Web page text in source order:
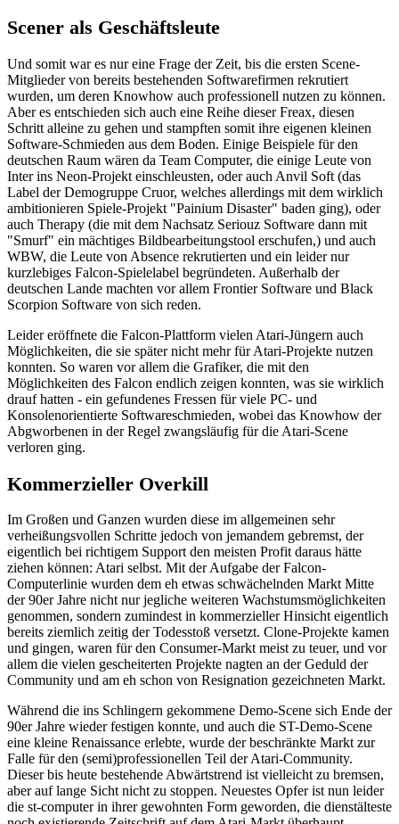
Scener als Geschäftsleute
Und somit war es nur eine Frage der Zeit, bis die ersten Scene-
Mitglieder von bereits bestehenden Softwarefirmen rekrutiert
wurden, um deren Knowhow auch professionell nutzen zu können.
Aber es entschieden sich auch eine Reihe dieser Freax, diesen
Schritt alleine zu gehen und stampften somit ihre eigenen kleinen
Software-Schmieden aus dem Boden. Einige Beispiele für den
deutschen Raum wären da Team Computer, die einige Leute von
Inter ins Neon-Projekt einschleusten, oder auch Anvil Soft (das
Label der Demogruppe Cruor, welches allerdings mit dem wirklich
ambitionieren Spiele-Projekt "Painium Disaster" baden ging), oder
auch Therapy (die mit dem Nachsatz Seriouz Software dann mit
"Smurf" ein mächtiges Bildbearbeitungstool erschufen,) und auch
WBW, die Leute von Absence rekrutierten und ein leider nur
kurzlebiges Falcon-Spielelabel begründeten. Außerhalb der
deutschen Lande machten vor allem Frontier Software und Black
Scorpion Software von sich reden.
Leider eröffnete die Falcon-Plattform vielen Atari-Jüngern auch
Möglichkeiten, die sie später nicht mehr für Atari-Projekte nutzen
konnten. So waren vor allem die Grafiker, die mit den
Möglichkeiten des Falcon endlich zeigen konnten, was sie wirklich
drauf hatten - ein gefundenes Fressen für viele PC- und
Konsolenorientierte Softwareschmieden, wobei das Knowhow der
Abgworbenen in der Regel zwangsläufig für die Atari-Scene
verloren ging.
Kommerzieller Overkill
Im Großen und Ganzen wurden diese im allgemeinen sehr
verheißungsvollen Schritte jedoch von jemandem gebremst, der
eigentlich bei richtigem Support den meisten Profit daraus hätte
ziehen können: Atari selbst. Mit der Aufgabe der Falcon-
Computerlinie wurden dem eh etwas schwächelnden Markt Mitte
der 90er Jahre nicht nur jegliche weiteren Wachstumsmöglichkeiten
genommen, sondern zumindest in kommerzieller Hinsicht eigentlich
bereits ziemlich zeitig der Todesstoß versetzt. Clone-Projekte kamen
und gingen, waren für den Consumer-Markt meist zu teuer, und vor
allem die vielen gescheiterten Projekte nagten an der Geduld der
Community und am eh schon von Resignation gezeichneten Markt.
Während die ins Schlingern gekommene Demo-Scene sich Ende der
90er Jahre wieder festigen konnte, und auch die ST-Demo-Scene
eine kleine Renaissance erlebte, wurde der beschränkte Markt zur
Falle für den (semi)professionellen Teil der Atari-Community.
Dieser bis heute bestehende Abwärtstrend ist vielleicht zu bremsen,
aber auf lange Sicht nicht zu stoppen. Neuestes Opfer ist nun leider
die st-computer in ihrer gewohnten Form geworden, die dienstälteste